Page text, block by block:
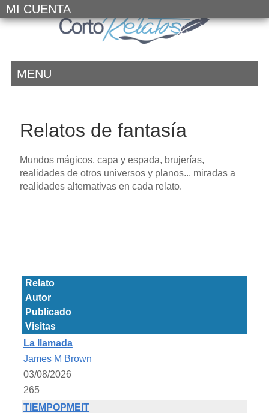
MI CUENTA
MENU
Relatos de fantasía
Mundos mágicos, capa y espada, brujerías,
realidades de otros universos y planos... miradas a
realidades alternativas en cada relato.
Relato
Autor
Publicado
Visitas
La llamada
James M Brown
03/08/2026
265
TIEMPOPMEIT